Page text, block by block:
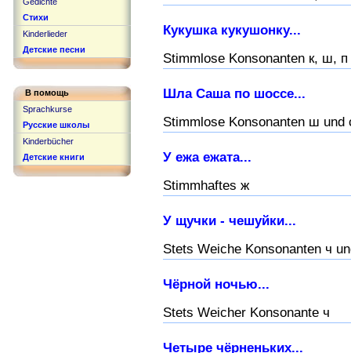
Кукушка кукушонку...
Stimmlose Konsonanten к, ш, п
Шла Саша по шоссе...
Stimmlose Konsonanten ш und
У ежа ежата...
Stimmhaftes ж
У щучки - чешуйки...
Stets Weiche Konsonanten ч
Чёрной ночью...
Stets Weicher Konsonante ч
Четыре чёрненьких...
Стихи
Kinderlieder
Детские песни
В помощь
Sprachkurse
Русские школы
Kinderbücher
Детские книги